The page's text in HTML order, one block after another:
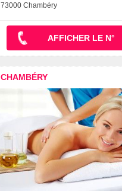
73000 Chambéry
AFFICHER LE N°
CHAMBÉRY